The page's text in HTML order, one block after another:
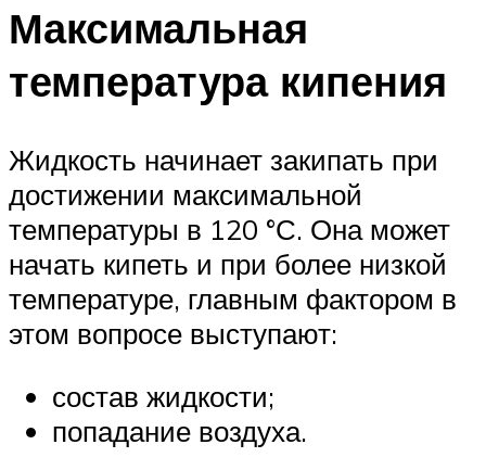
Максимальная
температура кипения
Жидкость начинает закипать при
достижении максимальной
температуры в 120 °С. Она может
начать кипеть и при более низкой
температуре, главным фактором в
этом вопросе выступают:
состав жидкости;
попадание воздуха.